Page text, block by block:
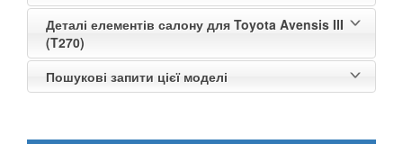
Деталі елементів салону для Toyota Avensis III
(T270)
Пошукові запити цієї моделі